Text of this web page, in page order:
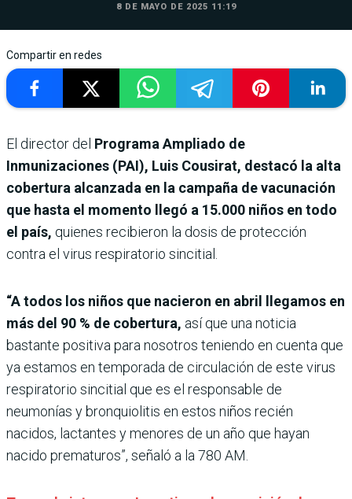
8 DE MAYO DE 2025 11:19
Compartir en redes
El director del Programa Ampliado de
Inmunizaciones (PAI), Luis Cousirat, destacó la alta
cobertura alcanzada en la campaña de vacunación
que hasta el momento llegó a 15.000 niños en todo
el país, quienes recibieron la dosis de protección
contra el virus respiratorio sincitial.
“A todos los niños que nacieron en abril llegamos en
más del 90 % de cobertura, así que una noticia
bastante positiva para nosotros teniendo en cuenta que
ya estamos en temporada de circulación de este virus
respiratorio sincitial que es el responsable de
neumonías y bronquiolitis en estos niños recién
nacidos, lactantes y menores de un año que hayan
nacido prematuros”, señaló a la 780 AM.